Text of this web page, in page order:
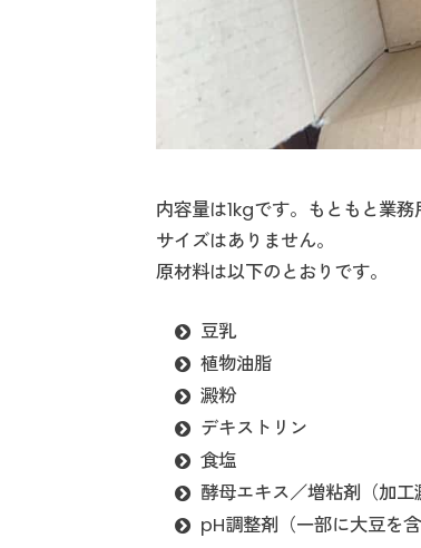
内容量は1kgです。もともと業
サイズはありません。
原材料は以下のとおりです。
豆乳
植物油脂
澱粉
デキストリン
食塩
酵母エキス／増粘剤（加工
pH調整剤（一部に大豆を含